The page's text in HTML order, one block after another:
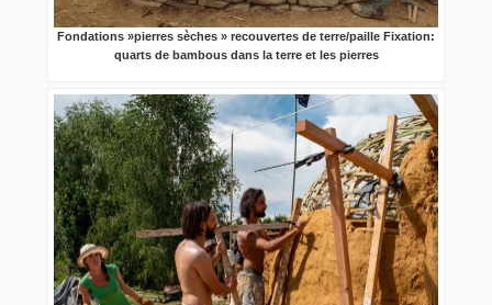
Fondations »pierres sèches » recouvertes de terre/paille Fixation:
quarts de bambous dans la terre et les pierres